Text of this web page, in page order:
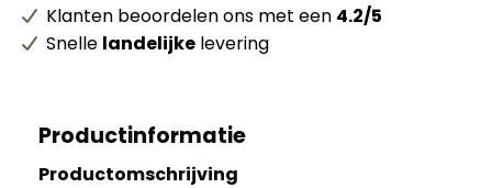
Klanten beoordelen ons met een 4.2/5
Snelle landelijke levering
Productinformatie
Productomschrijving